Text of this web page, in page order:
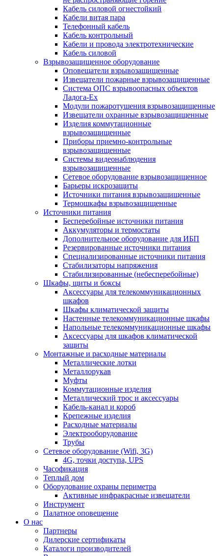
Кабель силовой огнестойкий
Кабели витая пара
Телефонный кабель
Кабель контрольный
Кабели и провода электротехнические
Кабель силовой
Взрывозащищенное оборудование
Оповещатели взрывозащищенные
Извещатели пожарные взрывозащищенные
Система ОПС взрывоопасных объектов
Ладога-Ex
Модули пожаротушения взрывозащищенные
Извещатели охранные взрывозащищенные
Изделия коммутационные
взрывозащищенные
Приборы приемно-контрольные
взрывозащищенные
Системы видеонаблюдения
взрывозащищенные
Сетевое оборудование взрывозащищенное
Барьеры искрозащиты
Источники питания взрывозащищенные
Термошкафы взрывозащищенные
Источники питания
Бесперебойные источники питания
Аккумуляторы и термостаты
Дополнительное оборудование для ИБП
Резервированные источники питания
Специализированные источники питания
Стабилизаторы напряжения
Стабилизированные (небесперебойные)
Шкафы, щиты и боксы
Аксессуары для телекоммуникационных
шкафов
Шкафы климатической защиты
Настенные телекоммуникационные шкафы
Напольные телекоммуникационные шкафы
Аксессуары для шкафов климатической
защиты
Монтажные и расходные материалы
Металлические лотки
Металлорукав
Муфты
Коммутационные изделия
Металлический трос и аксессуары
Кабель-канал и короб
Крепежные изделия
Расходные материалы
Электрооборудование
Трубы
Сетевое оборудование (Wifi, 3G)
4G, точки доступа, UPS
Часофикация
Теплый дом
Оборудование охраны периметра
Активные инфракрасные извещатели
Инструмент
Палатное оповещение
О нас
Партнеры
Дилерские сертификаты
Каталоги производителей